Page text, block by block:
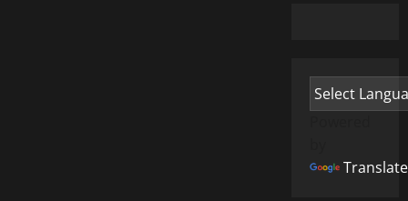
Translate